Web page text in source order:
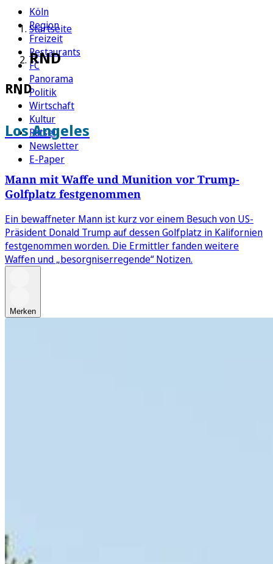
Köln
Region
Freizeit
Restaurants
FC
Panorama
Politik
Wirtschaft
Kultur
Rätsel
Newsletter
E-Paper
Startseite
RND
RND
Los Angeles
Mann mit Waffe und Munition vor Trump-
Golfplatz festgenommen
Ein bewaffneter Mann ist kurz vor einem Besuch von US-
Präsident Donald Trump auf dessen Golfplatz in Kalifornien
festgenommen worden. Die Ermittler fanden weitere
Waffen und „besorgniserregende“ Notizen.
Merken